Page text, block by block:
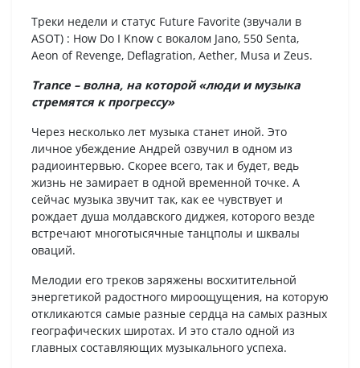
Треки недели и статус Future Favorite (звучали в
ASOT) : How Do I Know с вокалом Jano, 550 Senta,
Aeon of Revenge, Deflagration, Aether, Musa и Zeus.
Trance – волна, на которой «люди и музыка
стремятся к прогрессу»
Через несколько лет музыка станет иной. Это
личное убеждение Андрей озвучил в одном из
радиоинтервью. Скорее всего, так и будет, ведь
жизнь не замирает в одной временной точке. А
сейчас музыка звучит так, как ее чувствует и
рождает душа молдавского диджея, которого везде
встречают многотысячные танцполы и шквалы
оваций.
Мелодии его треков заряжены восхитительной
энергетикой радостного мироощущения, на которую
откликаются самые разные сердца на самых разных
географических широтах. И это стало одной из
главных составляющих музыкального успеха.